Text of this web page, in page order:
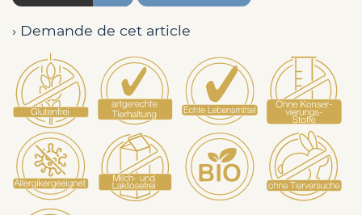
› Demande de cet article